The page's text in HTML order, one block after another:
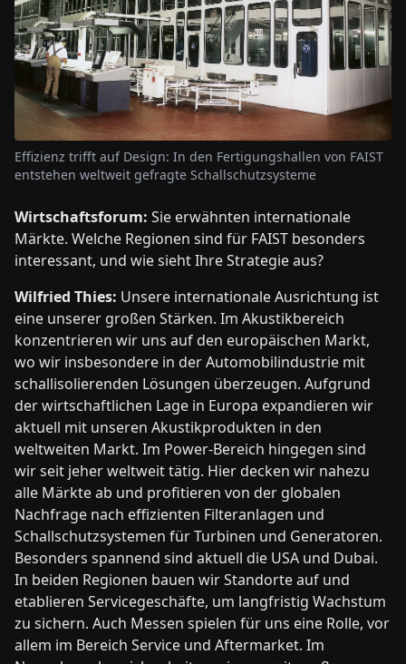
Effizienz trifft auf Design: In den Fertigungshallen von FAIST
entstehen weltweit gefragte Schallschutzsysteme
Wirtschaftsforum: Sie erwähnten internationale
Märkte. Welche Regionen sind für FAIST besonders
interessant, und wie sieht Ihre Strategie aus?
Wilfried Thies: Unsere internationale Ausrichtung ist
eine unserer großen Stärken. Im Akustikbereich
konzentrieren wir uns auf den europäischen Markt,
wo wir insbesondere in der Automobilindustrie mit
schallisolierenden Lösungen überzeugen. Aufgrund
der wirtschaftlichen Lage in Europa expandieren wir
aktuell mit unseren Akustikprodukten in den
weltweiten Markt. Im Power-Bereich hingegen sind
wir seit jeher weltweit tätig. Hier decken wir nahezu
alle Märkte ab und profitieren von der globalen
Nachfrage nach effizienten Filteranlagen und
Schallschutzsystemen für Turbinen und Generatoren.
Besonders spannend sind aktuell die USA und Dubai.
In beiden Regionen bauen wir Standorte auf und
etablieren Servicegeschäfte, um langfristig Wachstum
zu sichern. Auch Messen spielen für uns eine Rolle, vor
allem im Bereich Service und Aftermarket. Im